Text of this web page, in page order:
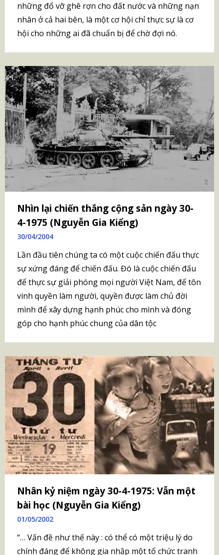
những đổ vỡ ghê rợn cho đất nước và những nạn
nhân ở cả hai bên, là một cơ hội chỉ thực sự là cơ
hội cho những ai đã chuẩn bị để chờ đợi nó.
Nhìn lại chiến thắng cộng sản ngày 30-
4-1975 (Nguyễn Gia Kiểng)
30/04/2004
Lần đầu tiên chúng ta có một cuộc chiến đấu thực
sự xứng đáng để chiến đấu. Đó là cuộc chiến đấu
để thực sự giải phóng mọi người Việt Nam, để tôn
vinh quyền làm người, quyền được làm chủ đời
mình để xây dựng hạnh phúc cho mình và đóng
góp cho hạnh phúc chung của dân tộc
Nhân kỷ niệm ngày 30-4-1975: Vẫn một
bài học (Nguyễn Gia Kiểng)
01/05/2002
“… Vấn đề như thế này : có thể có một triệu lý do
chính đáng để không gia nhập một tổ chức tranh